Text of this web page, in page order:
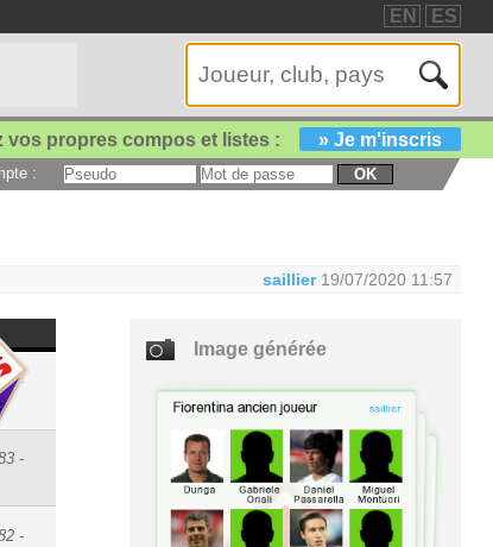
EN ES
vos propres compos et listes : » Je m'inscris
: OK
saillier 19/07/2020 11:57
-
-
-
Image générée